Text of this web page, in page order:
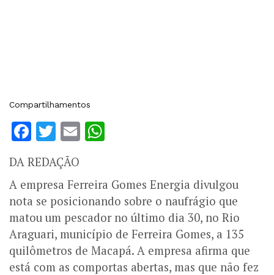
Compartilhamentos
Facebook
Twitter
Email
DA REDAÇÃO
A empresa Ferreira Gomes Energia divulgou
nota se posicionando sobre o naufrágio que
matou um pescador no último dia 30, no Rio
Araguari, município de Ferreira Gomes, a 135
quilômetros de Macapá. A empresa afirma que
está com as comportas abertas, mas que não fez